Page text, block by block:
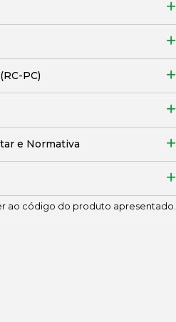
PC)
e Normativa
ao código do produto apresentado.